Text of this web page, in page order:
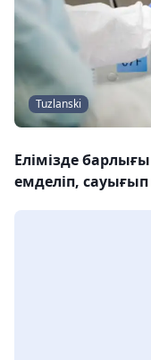
Tuzlanski
Елімізде
емделіп,